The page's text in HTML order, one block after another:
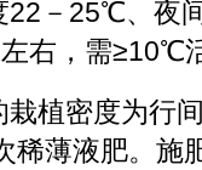
22－25℃、夜
右，需≥10℃
植密度为行
稀薄液肥。施